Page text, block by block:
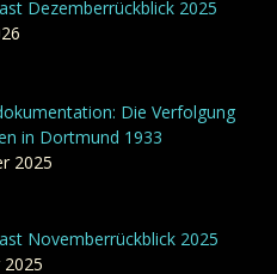
Dezemberrückblick 2025
Die Verfolgung
in Dortmund 1933
2025
Novemberrückblick 2025